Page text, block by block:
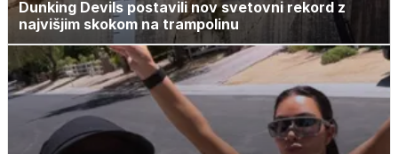
Dunking Devils postavili nov svetovni rekord z
najvišjim skokom na trampolinu